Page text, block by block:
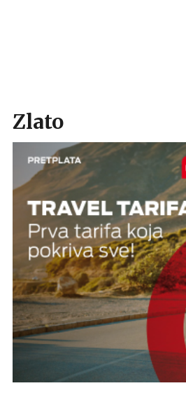
Zlato